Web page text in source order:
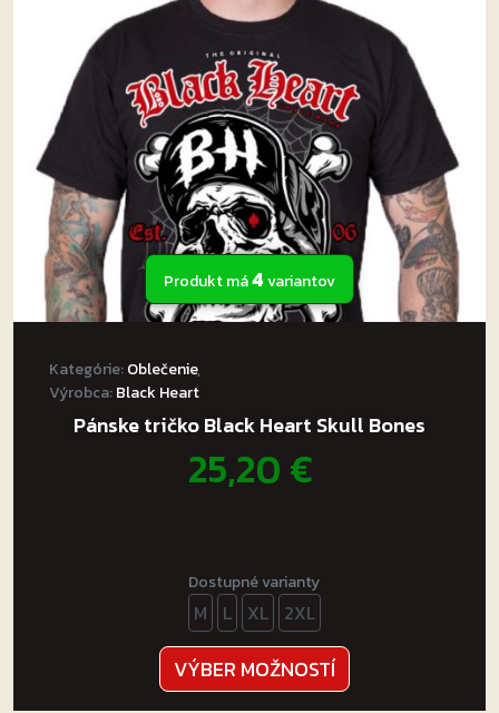
Produkt má4variantov
Kategórie:Oblečenie,
Výrobca:Black Heart
Pánske tričko Black Heart Skull Bones
25,20€
Dostupné varianty
M L XL 2XL
VÝBER MOŽNOSTÍ
produkt